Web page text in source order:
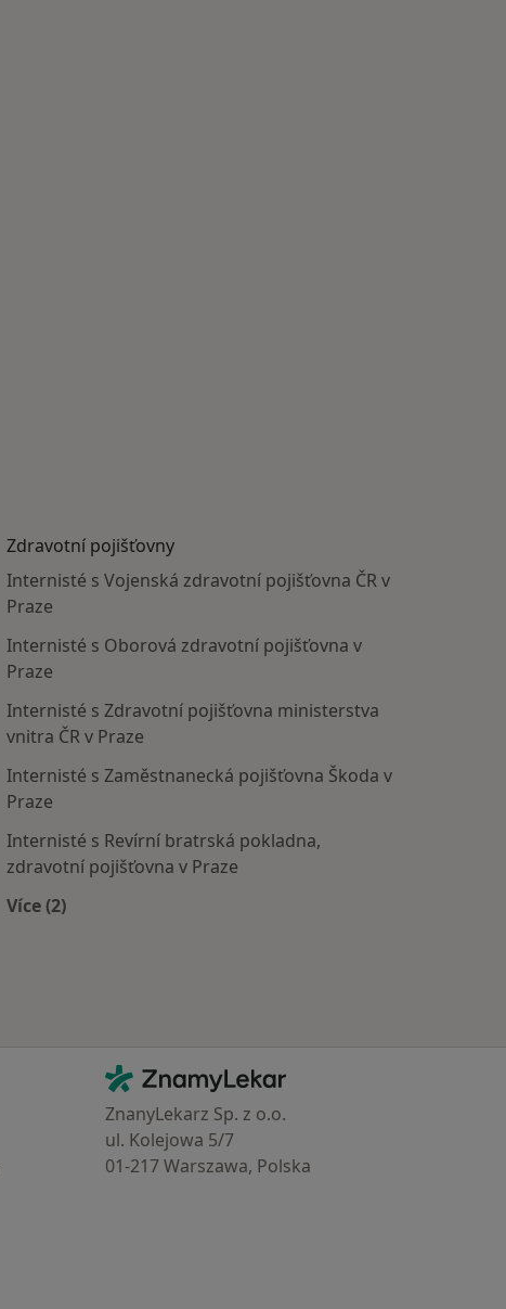
Zdravotní pojišťovny
Internisté s Vojenská zdravotní pojišťovna ČR v
Praze
Internisté s Oborová zdravotní pojišťovna v
Praze
Internisté s Zdravotní pojišťovna ministerstva
vnitra ČR v Praze
Internisté s Zaměstnanecká pojišťovna Škoda v
Praze
Internisté s Revírní bratrská pokladna,
zdravotní pojišťovna v Praze
Více (2)
Kontakt
ZnamyLekar - Hlavní stránka
ZnanyLekarz Sp. z o.o.
ul. Kolejowa 5/7
01-217 Warszawa, Polska